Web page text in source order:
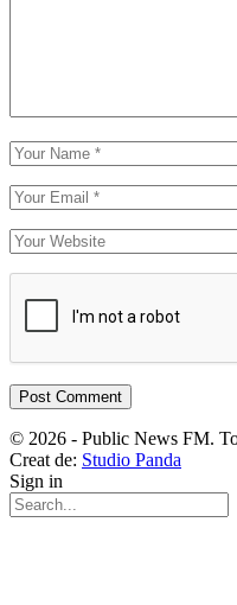
© 2026 - Public News FM.
Creat de: Studio Panda
Sign in